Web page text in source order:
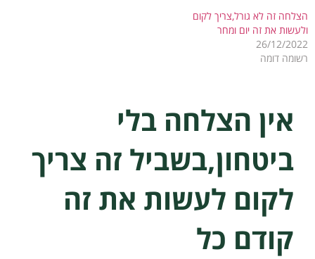
הצלחה זה לא גורל,צריך לקום
ולעשות את זה יום ומחר
26/12/2022
רשומה דומה
אין הצלחה בלי
ביטחון,בשביל זה צריך
לקום לעשות את זה
קודם כל